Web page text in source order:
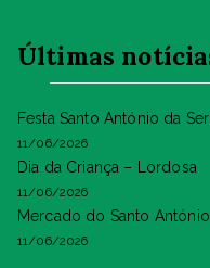
Últimas
Festa Santo António da
11/06/2026
Dia da Criança – Lordosa
11/06/2026
Mercado do Santo
11/06/2026